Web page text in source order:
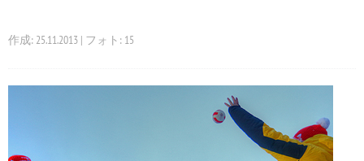
作成: 25.11.2013 | フォト: 15